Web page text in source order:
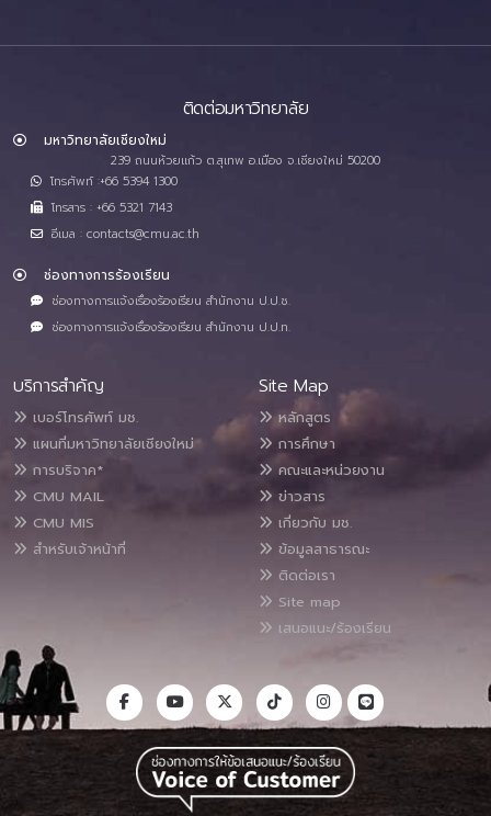
ติดต่อมหาวิทยาลัย
มหาวิทยาลัยเชียงใหม่
239 ถนนห้วยแก้ว ต.สุเทพ อ.เมือง จ.เชียงใหม่ 50200
โทรศัพท์ :+66 5394 1300
โทรสาร : +66 5321 7143
อีเมล : contacts@cmu.ac.th
ช่องทางการร้องเรียน
ช่องทางการแจ้งเรื่องร้องเรียน สำนักงาน ป.ป.ช.
ช่องทางการแจ้งเรื่องร้องเรียน สำนักงาน ป.ป.ท.
บริการสำคัญ
เบอร์โทรศัพท์ มช.
แผนที่มหาวิทยาลัยเชียงใหม่
การบริจาค*
CMU MAIL
CMU MIS
สำหรับเจ้าหน้าที่
Site Map
หลักสูตร
การศึกษา
คณะและหน่วยงาน
ข่าวสาร
เกี่ยวกับ มช.
ข้อมูลสาธารณะ
ติดต่อเรา
Site map
เสนอแนะ/ร้องเรียน